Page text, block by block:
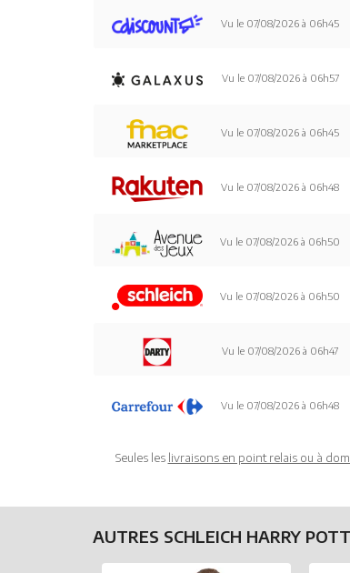
Vu le 07/08/2026 à 06h45
Vu le 07/08/2026 à 06h57
Vu le 07/08/2026 à 06h45
Vu le 07/08/2026 à 06h48
Vu le 07/08/2026 à 06h50
Vu le 07/08/2026 à 06h50
Vu le 07/08/2026 à 06h47
Vu le 07/08/2026 à 06h48
Seules les livraisons en point relais ou à
AUTRES SCHLEICH HARRY